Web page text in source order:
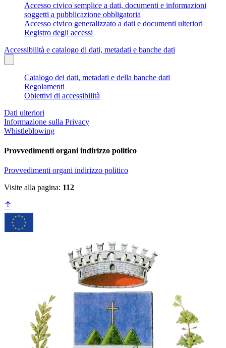
Accesso civico semplice a dati, documenti e informazioni
soggetti a pubblicazione obbligatoria
Accesso civico generalizzato a dati e documenti ulteriori
Registro degli accessi
Accessibilità e catalogo di dati, metadati e banche dati
Catalogo dei dati, metadati e della banche dati
Regolamenti
Obiettivi di accessibilità
Dati ulteriori
Informazione sulla Privacy
Whistleblowing
Provvedimenti organi indirizzo politico
Provvedimenti organi indirizzo politico
Visite alla pagina: 112